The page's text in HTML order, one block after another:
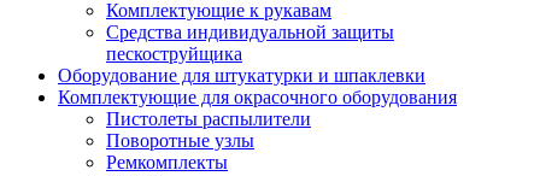
Комплектующие к рукавам
Средства индивидуальной защиты
пескоструйщика
Оборудование для штукатурки и шпаклевки
Комплектующие для окрасочного оборудования
Пистолеты распылители
Поворотные узлы
Ремкомплекты